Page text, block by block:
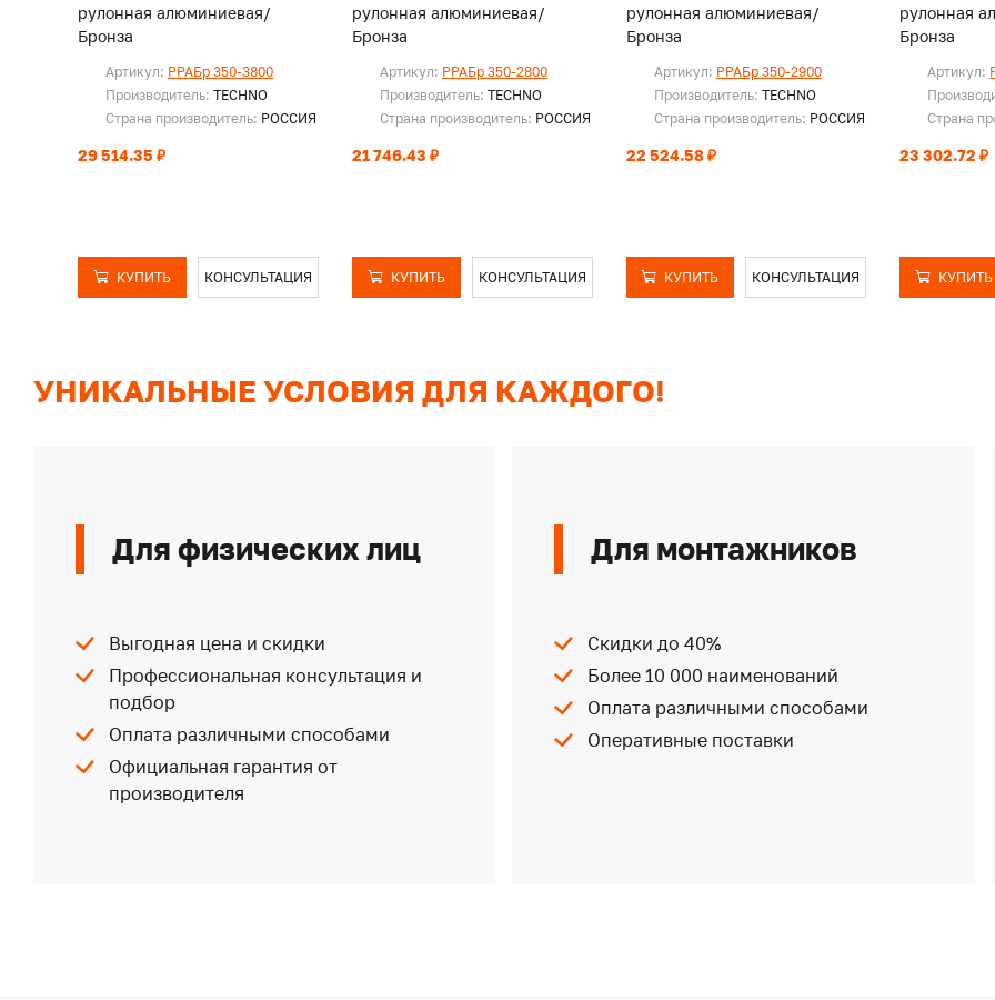
рулонная алюминиевая/
Бронза
Артикул: PPAБр 350-3800
Производитель: TECHNO
Страна производитель: РОССИЯ
29 514.35 ₽
КУПИТЬ КОНСУЛЬТАЦИЯ
рулонная алюминиевая/
Бронза
Артикул: PPAБр 350-2800
Производитель: TECHNO
Страна производитель: РОССИЯ
21 746.43 ₽
КУПИТЬ КОНСУЛЬТАЦИЯ
рулонная алюминиевая/
Бронза
Артикул: PPAБр 350-2900
Производитель: TECHNO
Страна производитель: РОССИЯ
22 524.58 ₽
КУПИТЬ КОНСУЛЬТАЦИЯ
рулонная
Бронза
Артикул:
Страна
23 302.72 ₽
КУПИТЬ
УНИКАЛЬНЫЕ УСЛОВИЯ ДЛЯ КАЖДОГО!
Для физических лиц
Выгодная цена и скидки
Профессиональная консультация и
подбор
Оплата различными способами
Официальная гарантия от
производителя
Для монтажников
Скидки до 40%
Более 10 000 наименований
Оплата различными способами
Оперативные поставки